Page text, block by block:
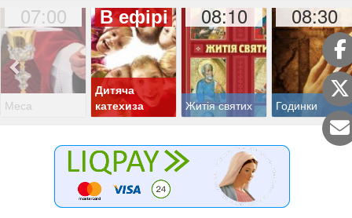
07:00
Меса
В ефірі
Дитяча
катехиза
08:10
Житія святих
08:30
Годинки